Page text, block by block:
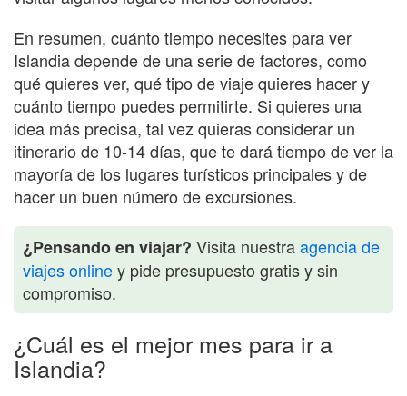
En resumen, cuánto tiempo necesites para ver
Islandia depende de una serie de factores, como
qué quieres ver, qué tipo de viaje quieres hacer y
cuánto tiempo puedes permitirte. Si quieres una
idea más precisa, tal vez quieras considerar un
itinerario de 10-14 días, que te dará tiempo de ver la
mayoría de los lugares turísticos principales y de
hacer un buen número de excursiones.
¿Pensando en viajar? Visita nuestraagencia de
viajes onliney pide presupuesto gratis y sin
compromiso.
¿Cuál es el mejor mes para ir a
Islandia?